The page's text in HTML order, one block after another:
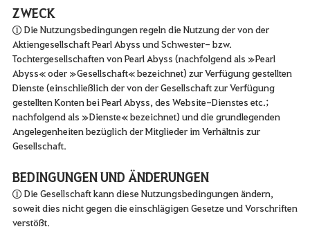
ZWECK
① Die Nutzungsbedingungen regeln die Nutzung der von der
Aktiengesellschaft Pearl Abyss und Schwester- bzw.
Tochtergesellschaften von Pearl Abyss (nachfolgend als »Pearl
Abyss« oder »Gesellschaft« bezeichnet) zur Verfügung gestellten
Dienste (einschließlich der von der Gesellschaft zur Verfügung
gestellten Konten bei Pearl Abyss, des Website-Dienstes etc.;
nachfolgend als »Dienste« bezeichnet) und die grundlegenden
Angelegenheiten bezüglich der Mitglieder im Verhältnis zur
Gesellschaft.
BEDINGUNGEN UND ÄNDERUNGEN
① Die Gesellschaft kann diese Nutzungsbedingungen ändern,
soweit dies nicht gegen die einschlägigen Gesetze und Vorschriften
verstößt.